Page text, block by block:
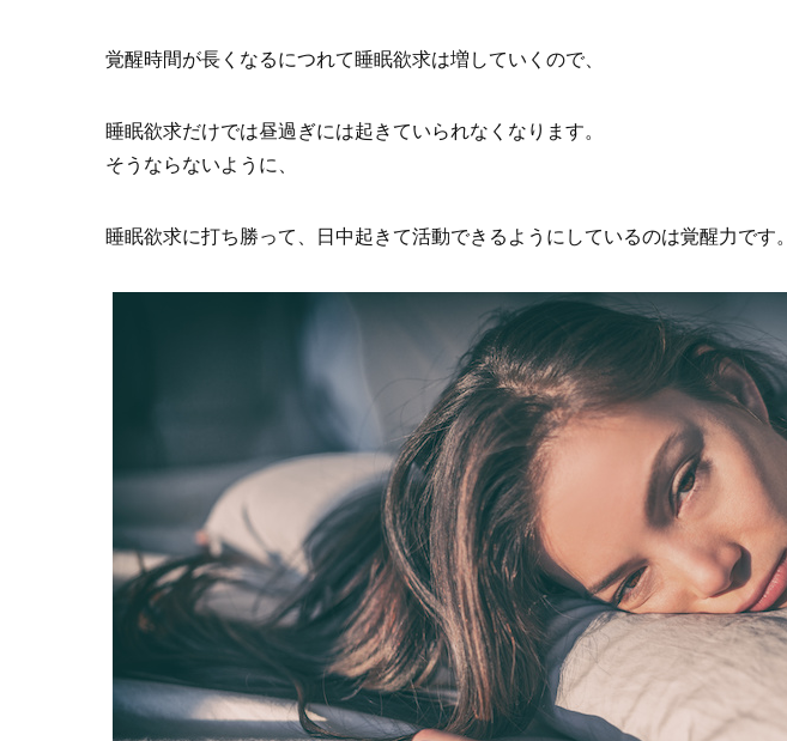
覚醒時間が長くなるにつれて睡眠欲求は増していくので、
睡眠欲求だけでは昼過ぎには起きていられなくなります。
そうならないように、
睡眠欲求に打ち勝って、日中起きて活動できるようにしているのは覚醒力です。